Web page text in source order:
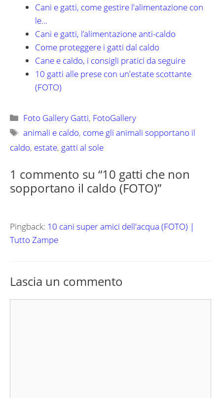
Cani e gatti, come gestire l'alimentazione con
le…
Cani e gatti, l’alimentazione anti-caldo
Come proteggere i gatti dal caldo
Cane e caldo, i consigli pratici da seguire
10 gatti alle prese con un'estate scottante
(FOTO)
Categorie
Foto Gallery Gatti, FotoGallery
Tag
animali e caldo, come gli animali sopportano il
caldo, estate, gatti al sole
1 commento su “10 gatti che non
sopportano il caldo (FOTO)”
Pingback: 10 cani super amici dell'acqua (FOTO) |
Tutto Zampe
Lascia un commento